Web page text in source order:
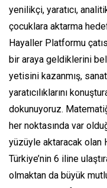
yenilikçi, yaratıcı,
çocuklara aktarma
Hayaller Platformu
bir araya geldiklerini
yetisini kazanmış,
yaratıcılıklarını
dokunuyoruz.
her noktasında var
yüzüyle aktaracak olan
Türkiye’nin 6 iline
olmaktan da büyük